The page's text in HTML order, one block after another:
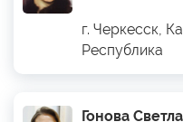
г. Черкесск,
Республика
Гонова